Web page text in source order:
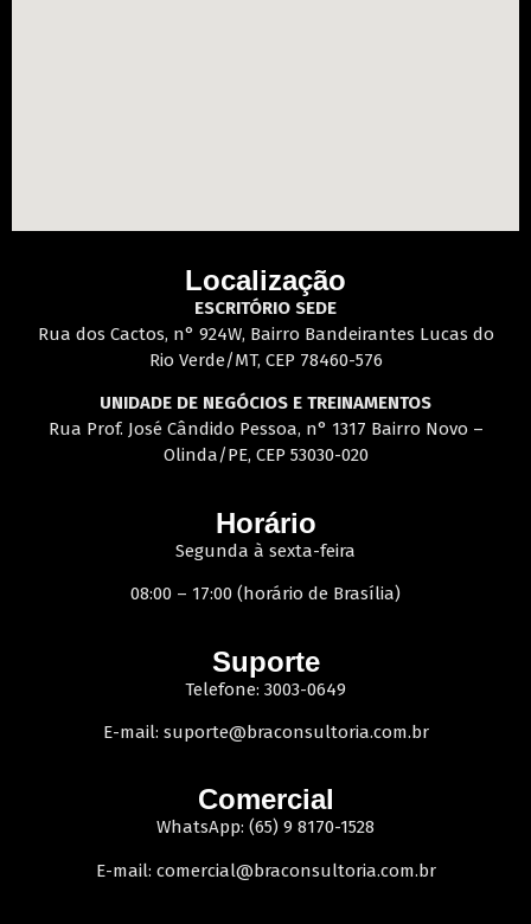
Localização
ESCRITÓRIO SEDE
Rua dos Cactos, n° 924W, Bairro Bandeirantes Lucas do
Rio Verde/MT, CEP 78460-576
UNIDADE DE NEGÓCIOS E TREINAMENTOS
Rua Prof. José Cândido Pessoa, n° 1317 Bairro Novo –
Olinda/PE, CEP 53030-020
Horário
Segunda à sexta-feira
08:00 – 17:00 (horário de Brasília)
Suporte
Telefone: 3003-0649
E-mail: suporte@braconsultoria.com.br
Comercial
WhatsApp: (65) 9 8170-1528
E-mail: comercial@braconsultoria.com.br